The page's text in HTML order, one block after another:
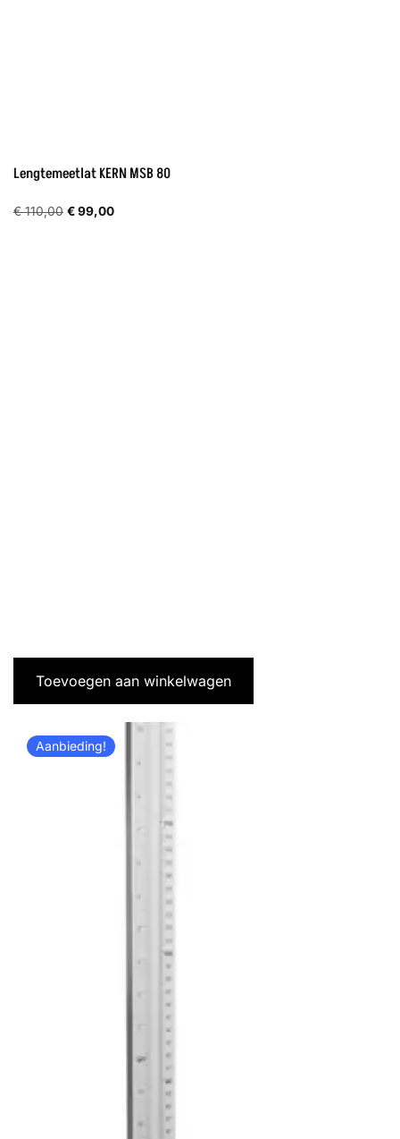
Lengtemeetlat KERN MSB 80
€110,00 Oorspronkelijke
€99,00Huidige
Toevoegen aan winkelwagen
Aanbieding!